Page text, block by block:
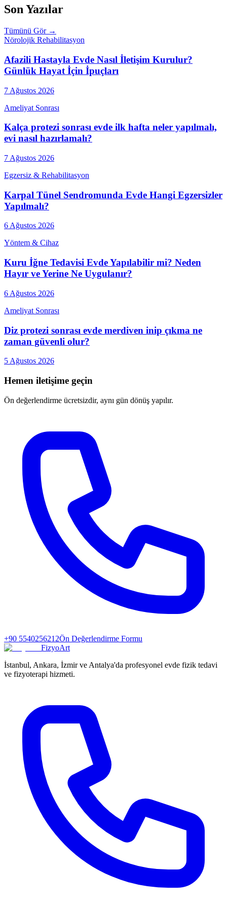
Son Yazılar
Tümünü Gör →
Nörolojik Rehabilitasyon
Afazili Hastayla Evde Nasıl İletişim Kurulur?
Günlük Hayat İçin İpuçları
7 Ağustos 2026
Ameliyat Sonrası
Kalça protezi sonrası evde ilk hafta neler yapılmalı,
evi nasıl hazırlamalı?
7 Ağustos 2026
Egzersiz & Rehabilitasyon
Karpal Tünel Sendromunda Evde Hangi Egzersizler
Yapılmalı?
6 Ağustos 2026
Yöntem & Cihaz
Kuru İğne Tedavisi Evde Yapılabilir mi? Neden
Hayır ve Yerine Ne Uygulanır?
6 Ağustos 2026
Ameliyat Sonrası
Diz protezi sonrası evde merdiven inip çıkma ne
zaman güvenli olur?
5 Ağustos 2026
Hemen iletişime geçin
Ön değerlendirme ücretsizdir, aynı gün dönüş yapılır.
+90 5540256212Ön Değerlendirme Formu
FizyoArt
İstanbul, Ankara, İzmir ve Antalya'da profesyonel evde fizik tedavi
ve fizyoterapi hizmeti.